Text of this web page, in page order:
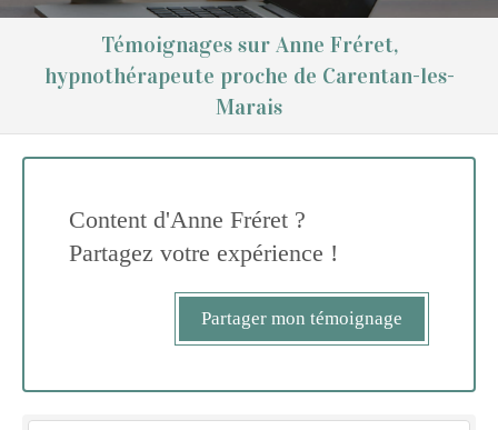
Témoignages sur Anne Fréret,
hypnothérapeute proche de Carentan-les-
Marais
Content d'Anne Fréret ?
Partagez votre expérience !
Partager mon témoignage